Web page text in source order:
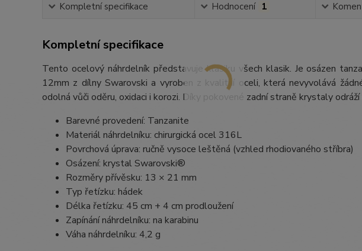
Kompletní specifikace Hodnocení 1
Kompletní specifikace
Tento ocelový náhrdelník představuje klasiku všech klasik. Je osázen
12mm z dílny Swarovski a vyroben z kvalitní oceli, která nevyvolává
odolná vůči oděru, oxidaci i korozi. Díky pokovené zadní straně krystaly
Barevné provedení: Tanzanite
Materiál náhrdelníku: chirurgická ocel 316L
Povrchová úprava: ručně vysoce leštěná (vzhled rhodiovaného stříbra)
Osázení: krystal Swarovski®
Rozměry přívěsku: 13 × 21 mm
Typ řetízku: hádek
Délka řetízku: 45 cm + 4 cm prodloužení
Zapínání náhrdelníku: na karabinu
Váha náhrdelníku: 4,2 g